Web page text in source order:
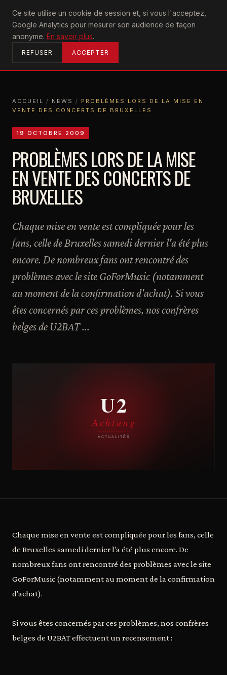
Ce site utilise un cookie de session et, si vous l'acceptez,
Google Analytics pour mesurer son audience de façon
anonyme. En savoir plus.
REFUSER ACCEPTER
U2achtung
ACCUEIL
ACCUEIL / NEWS / PROBLÈMES LORS DE LA MISE EN
VENTE DES CONCERTS DE BRUXELLES
19 OCTOBRE 2009
PROBLÈMES LORS DE LA MISE
EN VENTE DES CONCERTS DE
BRUXELLES
Chaque mise en vente est compliquée pour les
fans, celle de Bruxelles samedi dernier l'a été plus
encore. De nombreux fans ont rencontré des
problèmes avec le site GoForMusic (notamment
au moment de la confirmation d'achat). Si vous
êtes concernés par ces problèmes, nos confrères
belges de U2BAT ...
Chaque mise en vente est compliquée pour les fans, celle
de Bruxelles samedi dernier l'a été plus encore. De
nombreux fans ont rencontré des problèmes avec le site
GoForMusic (notamment au moment de la confirmation
d'achat).
Si vous êtes concernés par ces problèmes, nos confrères
belges de U2BAT effectuent un recensement :